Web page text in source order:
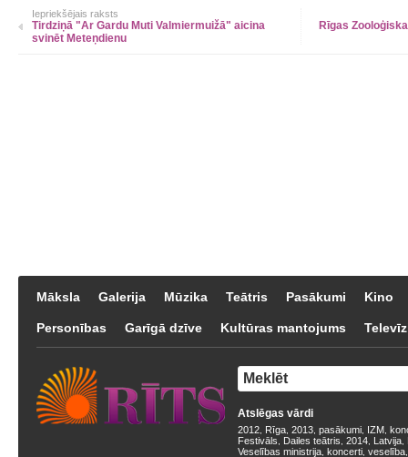
Iepriekšējais raksts
Tirdziņā "Ar Gardu Muti Valmiermuižā" aicina
svinēt Meteņdienu
Rīgas
Māksla Galerija Mūzika Teātris Pasākumi Kino
Personības Garīgā dzīve Kultūras mantojums
Atslēgas vārdi
2012 Rīga 2013 pasākumi IZM
Festivāls
Dailes teātris 2014 Latvija
Veselības ministrija koncerti veselība